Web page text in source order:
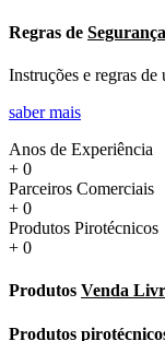
Regras de Segurança
Instruções e regras
saber mais
Anos de Experiência
+ 0
Parceiros Comerciais
+ 0
Produtos Pirotécnicos
+ 0
Produtos Venda
Produtos